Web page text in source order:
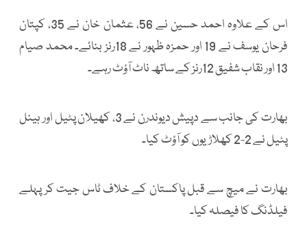
اس کے علاوہ احمد حسین نے 56، عثمان خان نے 35، کپتان
فرحان یوسف نے 19 اور حمزہ ظہور نے 18رنز بنائے۔ محمد صیام
13 اور نقاب شفیق 12رنز کے ساتھ ناٹ آؤٹ رہے۔
بھارت کی جانب سے دپیش دیوندرن نے 3، کھیلان پٹیل اور ہینل
پٹیل نے 2-2 کھلاڑیوں کو آؤٹ کیا۔
بھارت نے میچ سے قبل پاکستان کے خلاف ٹاس جیت کر پہلے
فیلڈنگ کا فیصلہ کیا۔